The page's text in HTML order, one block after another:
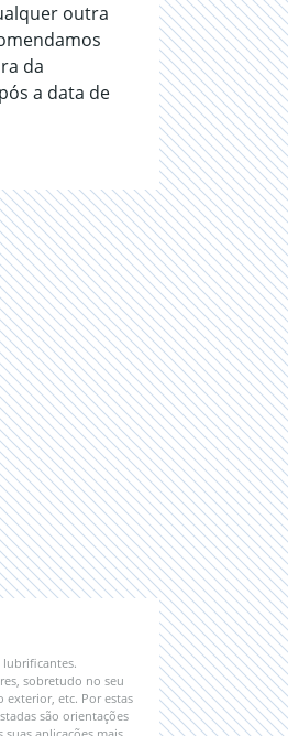
outra
da
a data de
lubrificantes.
sobretudo no seu
etc. Por estas
são orientações